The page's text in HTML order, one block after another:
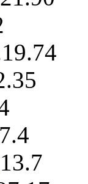
19.74
.35
.4
13.7